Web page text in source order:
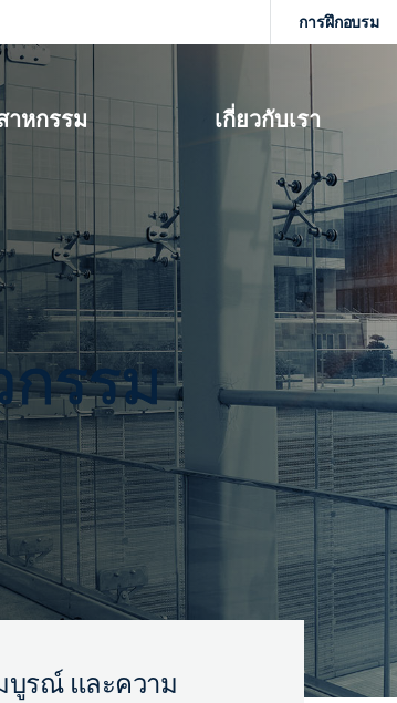
าหกรรม เกี่ยวกับเรา
การฝึกอบรม
รรม
บูรณ์ และความ